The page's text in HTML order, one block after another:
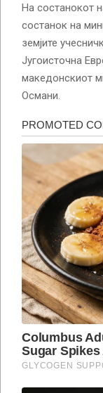
На состанокот
состанок на
земјите
Југоисточна
македонскиот
Османи.